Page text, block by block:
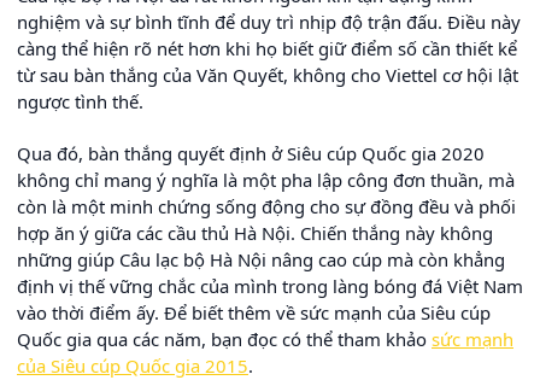
nghiệm và sự bình tĩnh để duy trì nhịp độ trận đấu. Điều này
càng thể hiện rõ nét hơn khi họ biết giữ điểm số cần thiết kể
từ sau bàn thắng của Văn Quyết, không cho Viettel cơ hội lật
ngược tình thế.
Qua đó, bàn thắng quyết định ở Siêu cúp Quốc gia 2020
không chỉ mang ý nghĩa là một pha lập công đơn thuần, mà
còn là một minh chứng sống động cho sự đồng đều và phối
hợp ăn ý giữa các cầu thủ Hà Nội. Chiến thắng này không
những giúp Câu lạc bộ Hà Nội nâng cao cúp mà còn khẳng
định vị thế vững chắc của mình trong làng bóng đá Việt Nam
vào thời điểm ấy. Để biết thêm về sức mạnh của Siêu cúp
Quốc gia qua các năm, bạn đọc có thể tham khảo sức mạnh
của Siêu cúp Quốc gia 2015.